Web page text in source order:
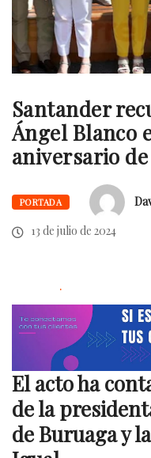
Santander
Ángel Blanco
aniversario
PORTADA
13 de julio de 2024
.
El acto ha
de la
de Buruaga y